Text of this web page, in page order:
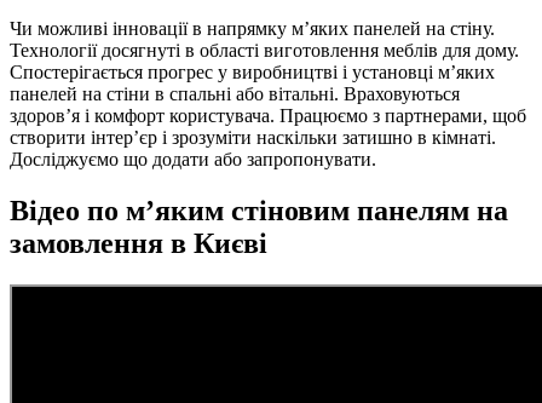
Чи можливі інновації в напрямку м’яких панелей на стіну.
Технології досягнуті в області виготовлення меблів для дому.
Спостерігається прогрес у виробництві і установці м’яких
панелей на стіни в спальні або вітальні. Враховуються
здоров’я і комфорт користувача. Працюємо з партнерами, щоб
створити інтер’єр і зрозуміти наскільки затишно в кімнаті.
Досліджуємо що додати або запропонувати.
Відео по м’яким стіновим панелям на
замовлення в Києві